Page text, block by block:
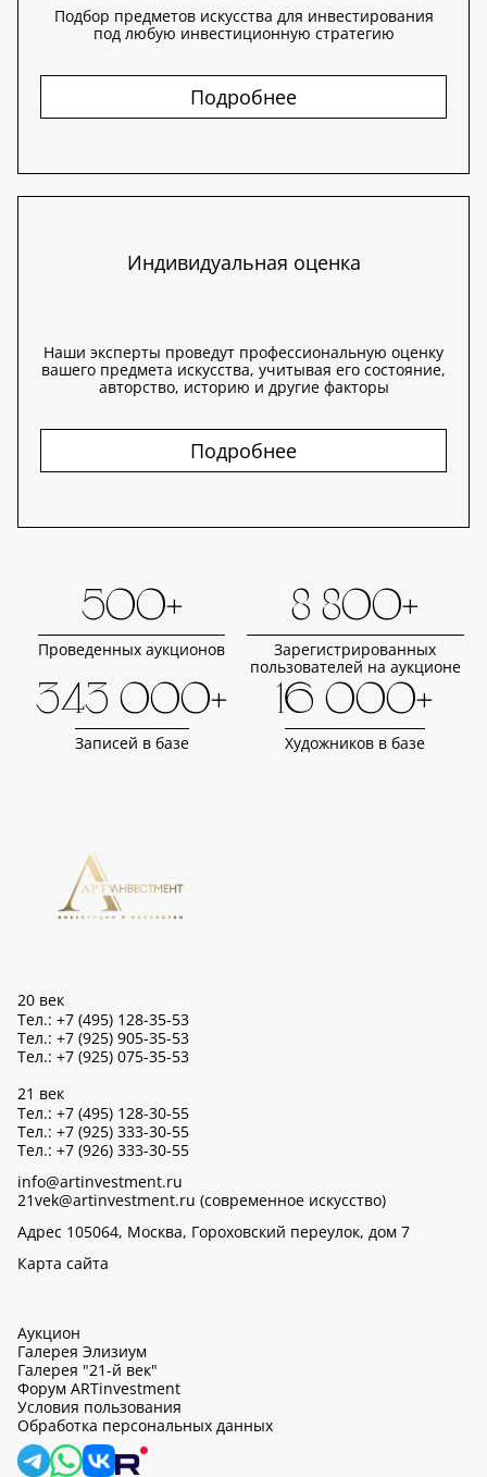
Подбор предметов искусства для инвестирования
под любую инвестиционную стратегию
Подробнее
Индивидуальная оценка
Наши эксперты проведут профессиональную оценку
вашего предмета искусства, учитывая его состояние,
авторство, историю и другие факторы
Подробнее
500+
Проведенных аукционов
8 800+
Зарегистрированных
пользователей на аукционе
343 000+
Записей в базе
16 000+
Художников в базе
20 век
Тел.: +7 (495) 128-35-53
Тел.: +7 (925) 905-35-53
Тел.: +7 (925) 075-35-53
21 век
Тел.: +7 (495) 128-30-55
Тел.: +7 (925) 333-30-55
Тел.: +7 (926) 333-30-55
info@artinvestment.ru
21vek@artinvestment.ru (современное искусство)
Адрес 105064, Москва, Гороховский переулок, дом 7
Карта сайта
Аукцион
Галерея Элизиум
Галерея "21-й век"
Форум ARTinvestment
Условия пользования
Обработка персональных данных